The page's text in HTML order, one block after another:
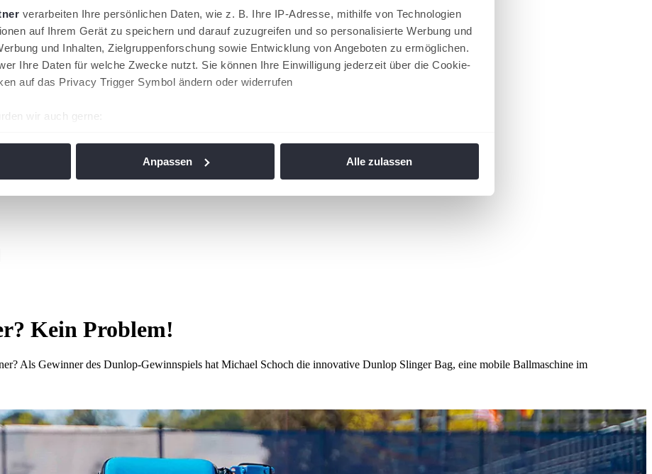
verarbeiten Ihre persönlichen Daten, wie z. B. Ihre IP-Adresse, mithilfe von Technologien
auf Ihrem Gerät zu speichern und darauf zuzugreifen und so personalisierte Werbung und
und Inhalten, Zielgruppenforschung sowie Entwicklung von Angeboten zu ermöglichen.
Ihre Daten für welche Zwecke nutzt. Sie können Ihre Einwilligung jederzeit über die Cookie-
auf das Privacy Trigger Symbol ändern oder widerrufen
wir auch gerne:
Anpassen Alle zulassen
Kein Problem!
Als Gewinner des Dunlop-Gewinnspiels hat Michael Schoch die innovative Dunlop Slinger Bag, eine mobile Ballmaschine im